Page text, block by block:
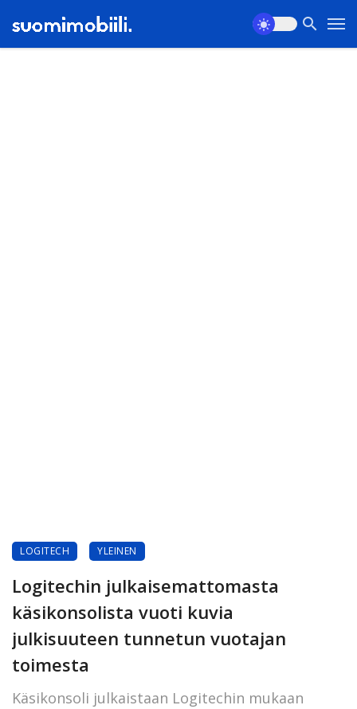
LOGITECH YLEINEN
Logitechin julkaisemattomasta
käsikonsolista vuoti kuvia
julkisuuteen tunnetun vuotajan
toimesta
Käsikonsoli julkaistaan Logitechin mukaan